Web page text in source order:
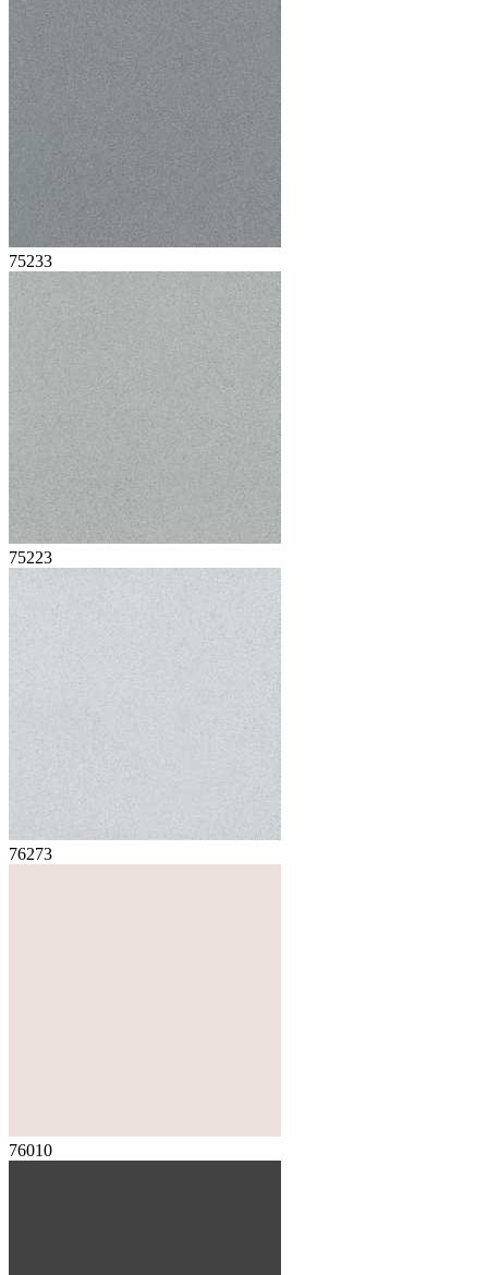
75233
75223
76273
76010